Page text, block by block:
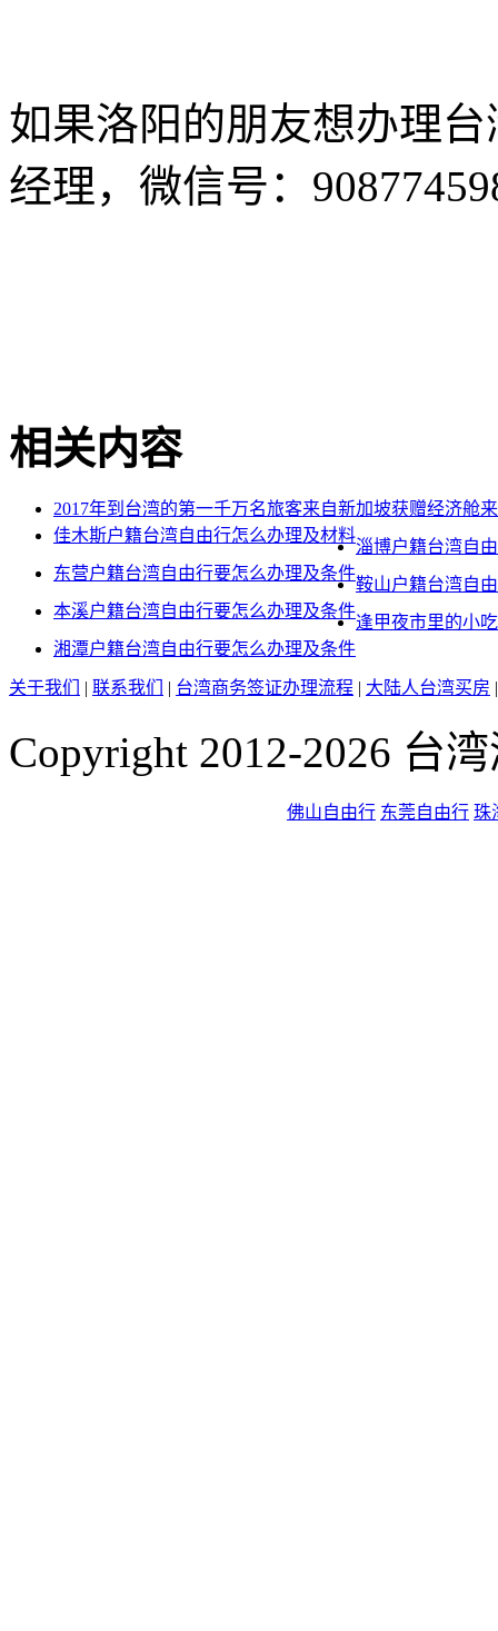
如果洛阳的朋友想办理
经理，微信号：
相关内容
2017年到台湾的第一千万名旅客来自新加坡获赠经济舱
佳木斯户籍台湾自由行怎么办理及材料
淄博户籍台湾自
东营户籍台湾自由行要怎么办理及条件
鞍山户籍台湾自
本溪户籍台湾自由行要怎么办理及条件
逢甲夜市里的小
湘潭户籍台湾自由行要怎么办理及条件
关于我们 | 联系我们 | 台湾商务签证办理流程 | 大陆人台湾买房
Copyright 2012-2026 台
佛山自由行 东莞自由行 珠